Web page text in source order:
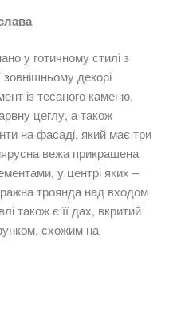
у готичному стилі з
декорі
із тесаного каменю,
цеглу, а також
на фасаді, який має три
вежа прикрашена
у центрі яких –
троянда над входом
також є її дах, вкритий
схожим на